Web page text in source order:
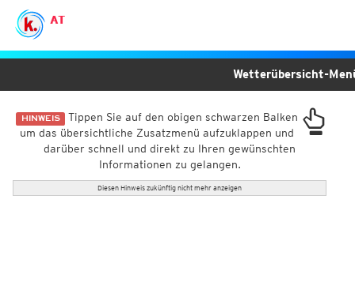
AT
HINWEIS Tippen Sie auf den obigen schwarzen Balken
um das übersichtliche Zusatzmenü aufzuklappen und
darüber schnell und direkt zu Ihren gewünschten
Informationen zu gelangen.
Diesen Hinweis zukünftig nicht mehr anzeigen
Wetterübersicht-